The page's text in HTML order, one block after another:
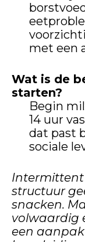
met een
Wat is de
starten?
Begin
14 uur
dat past
sociale
structuur
snacken.
volwaardig
een